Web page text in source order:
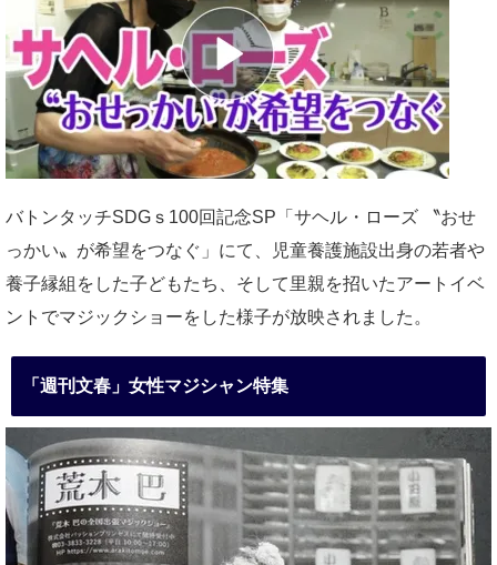
バトンタッチSDGｓ100回記念SP「サヘル・ローズ 〝おせ
っかい〟が希望をつなぐ」にて、児童養護施設出身の若者や
養子縁組をした子どもたち、そして里親を招いたアートイベ
ントでマジックショーをした様子が放映されました。
「週刊文春」女性マジシャン特集